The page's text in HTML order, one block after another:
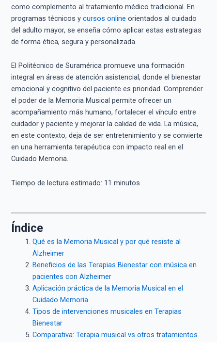
como complemento al tratamiento médico tradicional. En
programas técnicos y cursos online orientados al cuidado
del adulto mayor, se enseña cómo aplicar estas estrategias
de forma ética, segura y personalizada.
El Politécnico de Suramérica promueve una formación
integral en áreas de atención asistencial, donde el bienestar
emocional y cognitivo del paciente es prioridad. Comprender
el poder de la Memoria Musical permite ofrecer un
acompañamiento más humano, fortalecer el vínculo entre
cuidador y paciente y mejorar la calidad de vida. La música,
en este contexto, deja de ser entretenimiento y se convierte
en una herramienta terapéutica con impacto real en el
Cuidado Memoria.
Tiempo de lectura estimado: 11 minutos
Índice
Qué es la Memoria Musical y por qué resiste al
Alzheimer
Beneficios de las Terapias Bienestar con música en
pacientes con Alzheimer
Aplicación práctica de la Memoria Musical en el
Cuidado Memoria
Tipos de intervenciones musicales en Terapias
Bienestar
Comparativa: Terapia musical vs otros tratamientos